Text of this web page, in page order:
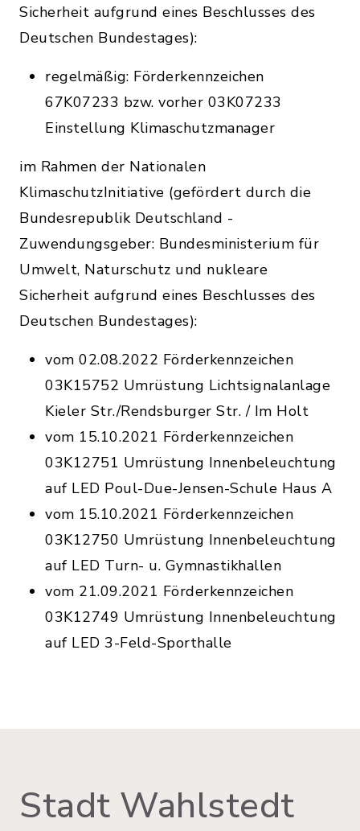
Sicherheit aufgrund eines Beschlusses des
Deutschen Bundestages):
regelmäßig: Förderkennzeichen
67K07233 bzw. vorher 03K07233
Einstellung Klimaschutzmanager
im Rahmen der Nationalen
KlimaschutzInitiative (gefördert durch die
Bundesrepublik Deutschland -
Zuwendungsgeber: Bundesministerium für
Umwelt, Naturschutz und nukleare
Sicherheit aufgrund eines Beschlusses des
Deutschen Bundestages):
vom 02.08.2022 Förderkennzeichen
03K15752 Umrüstung Lichtsignalanlage
Kieler Str./Rendsburger Str. / Im Holt
vom 15.10.2021 Förderkennzeichen
03K12751 Umrüstung Innenbeleuchtung
auf LED Poul-Due-Jensen-Schule Haus A
vom 15.10.2021 Förderkennzeichen
03K12750 Umrüstung Innenbeleuchtung
auf LED Turn- u. Gymnastikhallen
vom 21.09.2021 Förderkennzeichen
03K12749 Umrüstung Innenbeleuchtung
auf LED 3-Feld-Sporthalle
Stadt Wahlstedt